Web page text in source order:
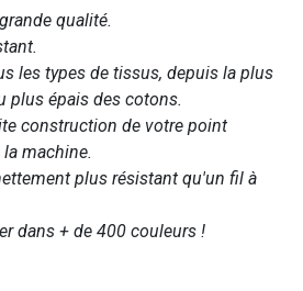
qualité.
les types de tissus, depuis la plus
plus épais des cotons.
construction de votre point
machine.
plus résistant qu'un fil à
dans + de 400 couleurs !